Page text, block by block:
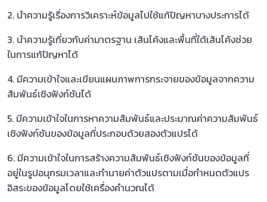
2. นำความรู้เรื่องการวิเคราะห์ข้อมูลไปใช้แก้ปัญหาบางประการได้
3. นำความรู้เกี่ยวกับค่ามาตรฐาน เส้นโค้งและพื้นที่ใต้เส้นโค้งช่วย
ในการแก้ปัญหาได้
4. มีความเข้าใจและเขียนแผนภาพการกระจายของข้อมูลจากความ
สัมพันธ์เชิงฟังก์ชันได้
5. มีความเข้าใจในการหาความสัมพันธ์และประมาณค่าความสัมพันธ์
เชิงฟังก์ชันของข้อมูลที่ประกอบด้วยสองตัวแปรได้
6. มีความเข้าใจในการสร้างความสัมพันธ์เชิงฟังก์ชันของข้อมูลที่
อยู่ในรูปอนุกรมเวลาและทำนายค่าตัวแปรตามเมื่อกำหนดตัวแปร
อิสระของข้อมูลโดยใช้เครื่องคำนวณได้